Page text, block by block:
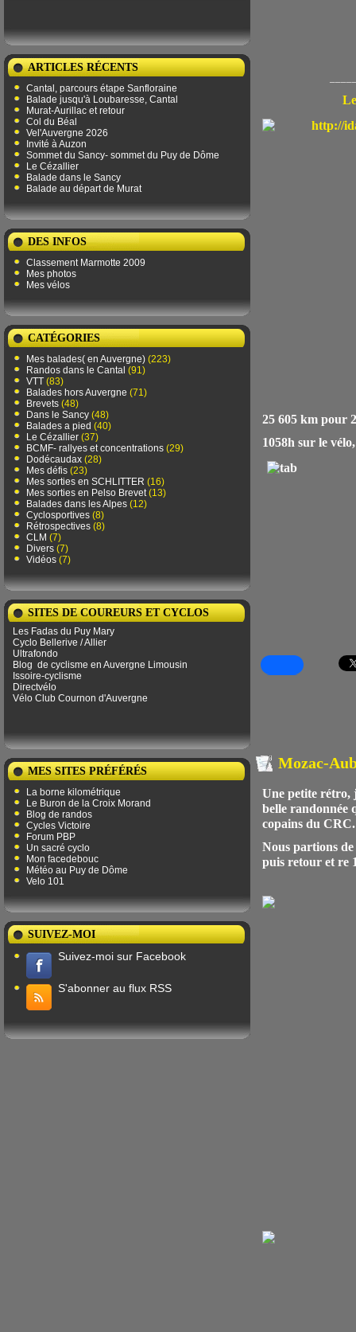
ARTICLES RÉCENTS
Cantal, parcours étape Sanfloraine
Balade jusqu'à Loubaresse, Cantal
Murat-Aurillac et retour
Col du Béal
Vel'Auvergne 2026
Invité à Auzon
Sommet du Sancy- sommet du Puy de Dôme
Le Cézallier
Balade dans le Sancy
Balade au départ de Murat
DES INFOS
Classement Marmotte 2009
Mes photos
Mes vélos
CATÉGORIES
Mes balades( en Auvergne) (223)
Randos dans le Cantal (91)
VTT (83)
Balades hors Auvergne (71)
Brevets (48)
Dans le Sancy (48)
Balades a pied (40)
Le Cézallier (37)
BCMF- rallyes et concentrations (29)
Dodécaudax (28)
Mes défis (23)
Mes sorties en SCHLITTER (16)
Mes sorties en Pelso Brevet(13)
Balades dans les Alpes (12)
Cyclosportives (8)
Rétrospectives (8)
CLM (7)
Divers (7)
Vidéos (7)
SITES DE COUREURS ET CYCLOS
Les Fadas du Puy Mary
Cyclo Bellerive / Allier
Ultrafondo
Blog de ​​cyclisme en Auvergne Limousin
Issoire-cyclisme
Directvélo
Vélo Club Cournon d'Auvergne
MES SITES PRÉFÉRÉS
La borne kilométrique
Le Buron de la Croix Morand
Blog de randos
Cycles Victoire
Forum PBP
Un sacré cyclo
Mon facedebouc
Météo au Puy de Dôme
Velo 101
SUIVEZ-MOI
Suivez-moi sur Facebook
S'abonner au flux RSS
25 605 km pour
1058h sur le
Mozac-
Une petite rétro,
belle randonnée
copains du CRC.
Nous partions
puis retour et re